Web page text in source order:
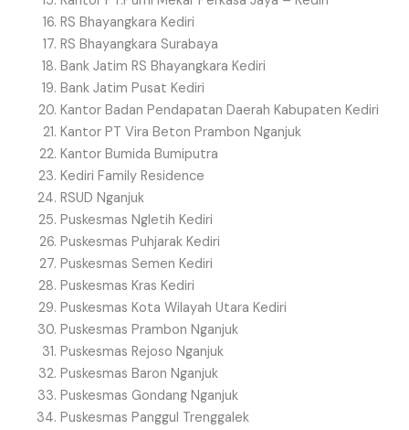
RS Bhayangkara Kediri
RS Bhayangkara Surabaya
Bank Jatim RS Bhayangkara Kediri
Bank Jatim Pusat Kediri
Kantor Badan Pendapatan Daerah Kabupaten Kediri
Kantor PT Vira Beton Prambon Nganjuk
Kantor Bumida Bumiputra
Kediri Family Residence
RSUD Nganjuk
Puskesmas Ngletih Kediri
Puskesmas Puhjarak Kediri
Puskesmas Semen Kediri
Puskesmas Kras Kediri
Puskesmas Kota Wilayah Utara Kediri
Puskesmas Prambon Nganjuk
Puskesmas Rejoso Nganjuk
Puskesmas Baron Nganjuk
Puskesmas Gondang Nganjuk
Puskesmas Panggul Trenggalek